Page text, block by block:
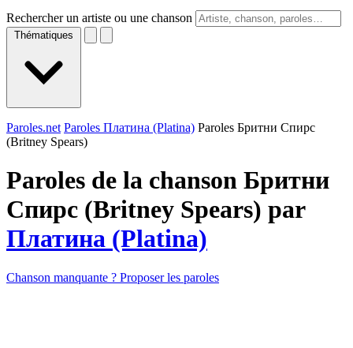
Rechercher un artiste ou une chanson
Thématiques
Paroles.net Paroles Платина (Platina) Paroles Бритни Спирс
(Britney Spears)
Paroles de la chanson Бритни
Спирс (Britney Spears) par
Платина (Platina)
Chanson manquante ? Proposer les paroles